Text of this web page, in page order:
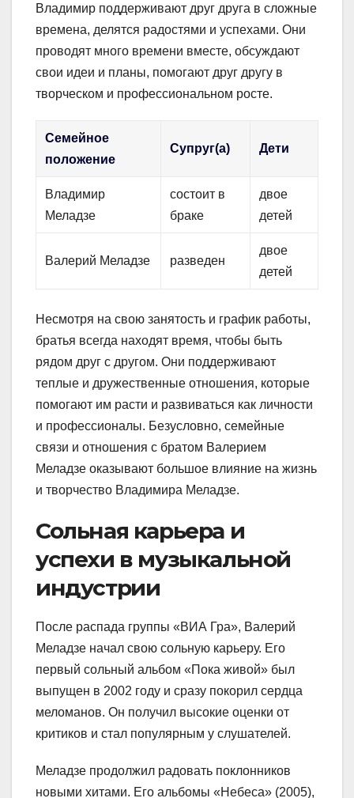
Владимир поддерживают друг друга в сложные
времена, делятся радостями и успехами. Они
проводят много времени вместе, обсуждают
свои идеи и планы, помогают друг другу в
творческом и профессиональном росте.
Семейное
положение
Супруг(а) Дети
Владимир
Меладзе
состоит в
браке
двое
детей
Валерий Меладзе разведен
двое
детей
Несмотря на свою занятость и график работы,
братья всегда находят время, чтобы быть
рядом друг с другом. Они поддерживают
теплые и дружественные отношения, которые
помогают им расти и развиваться как личности
и профессионалы. Безусловно, семейные
связи и отношения с братом Валерием
Меладзе оказывают большое влияние на жизнь
и творчество Владимира Меладзе.
Сольная карьера и
успехи в музыкальной
индустрии
После распада группы «ВИА Гра», Валерий
Меладзе начал свою сольную карьеру. Его
первый сольный альбом «Пока живой» был
выпущен в 2002 году и сразу покорил сердца
меломанов. Он получил высокие оценки от
критиков и стал популярным у слушателей.
Меладзе продолжил радовать поклонников
новыми хитами. Его альбомы «Небеса» (2005),